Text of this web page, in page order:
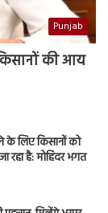
Punjab
की आय
के लिए किसानों को
रहा है: मोहिंदर भगत